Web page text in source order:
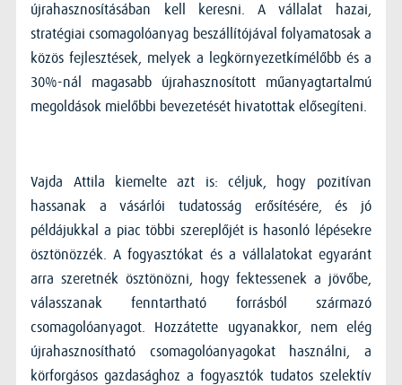
újrahasznosításában kell keresni. A vállalat hazai,
stratégiai csomagolóanyag beszállítójával folyamatosak a
közös fejlesztések, melyek a legkörnyezetkímélőbb és a
30%-nál magasabb újrahasznosított műanyagtartalmú
megoldások mielőbbi bevezetését hivatottak elősegíteni.
Vajda Attila kiemelte azt is: céljuk, hogy pozitívan
hassanak a vásárlói tudatosság erősítésére, és jó
példájukkal a piac többi szereplőjét is hasonló lépésekre
ösztönözzék. A fogyasztókat és a vállalatokat egyaránt
arra szeretnék ösztönözni, hogy fektessenek a jövőbe,
válasszanak fenntartható forrásból származó
csomagolóanyagot. Hozzátette ugyanakkor, nem elég
újrahasznosítható csomagolóanyagokat használni, a
körforgásos gazdasághoz a fogyasztók tudatos szelektív